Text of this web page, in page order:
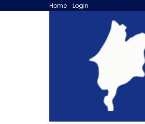
Home Login